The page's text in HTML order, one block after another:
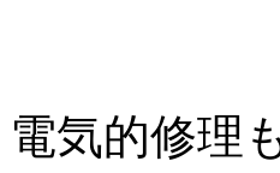
電気的修理